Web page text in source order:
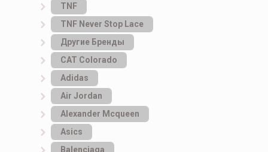
TNF
TNF Never Stop Lace
Другие Бренды
САТ Colorado
Adidas
Air Jordan
Alexander Mcqueen
Asics
Balenciaga